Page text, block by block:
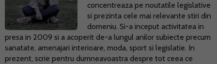
concentreaza pe noutatile legislative
si prezinta cele mai relevante stiri din
domeniu. Si-a inceput activitatea in
presa in 2009 si a acoperit de-a lungul anilor subiecte precum
sanatate, amenajari interioare, moda, sport si legislatie. In
prezent, scrie pentru dumneavoastra despre tot ceea ce